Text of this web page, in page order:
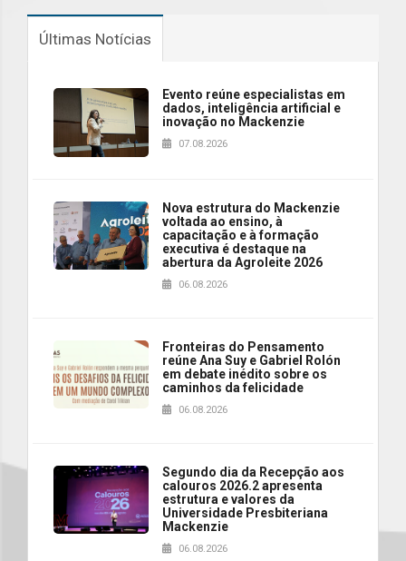
Últimas Notícias
Evento reúne especialistas em
dados, inteligência artificial e
inovação no Mackenzie
07.08.2026
Nova estrutura do Mackenzie
voltada ao ensino, à
capacitação e à formação
executiva é destaque na
abertura da Agroleite 2026
06.08.2026
Fronteiras do Pensamento
reúne Ana Suy e Gabriel Rolón
em debate inédito sobre os
caminhos da felicidade
06.08.2026
Segundo dia da Recepção aos
calouros 2026.2 apresenta
estrutura e valores da
Universidade Presbiteriana
Mackenzie
06.08.2026